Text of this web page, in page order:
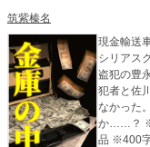
筑紫榛名
現金輸送
シリアスクライ
盗犯の豊
犯者と佐
なかった
か……？ ※超・妄想コンテスト第151回「探しもの」出品作
品 ※400